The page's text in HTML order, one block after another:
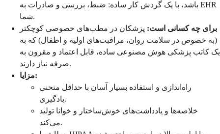
باشد، با یک گردش کار ساده: ضبط، بررسی و صادرات به EHR
شما.
برای چه کسانی است: پزشکان در مطب‌های خصوصی کوچکتر
(به خصوص در سلامت روان، مراقبت‌های اولیه و اطفال) که به
یک کاتب پزشکی هوش مصنوعی ساده، قابل اعتماد و مقرون به
صرفه نیاز دارند.
مزایا:
راه‌اندازی و استفاده بسیار آسان با حداقل منحنی
یادگیری.
خلاصه‌ها و یادداشت‌های خوش‌ساختار و خوانا تولید
می‌کند.